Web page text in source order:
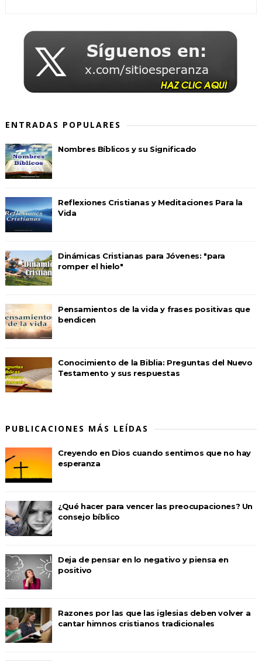
ENTRADAS POPULARES
Nombres Bíblicos y su Significado
Reflexiones Cristianas y Meditaciones Para la
Vida
Dinámicas Cristianas para Jóvenes: "para
romper el hielo"
Pensamientos de la vida y frases positivas que
bendicen
Conocimiento de la Biblia: Preguntas del Nuevo
Testamento y sus respuestas
PUBLICACIONES MÁS LEÍDAS
Creyendo en Dios cuando sentimos que no hay
esperanza
¿Qué hacer para vencer las preocupaciones? Un
consejo bíblico
Deja de pensar en lo negativo y piensa en
positivo
Razones por las que las iglesias deben volver a
cantar himnos cristianos tradicionales